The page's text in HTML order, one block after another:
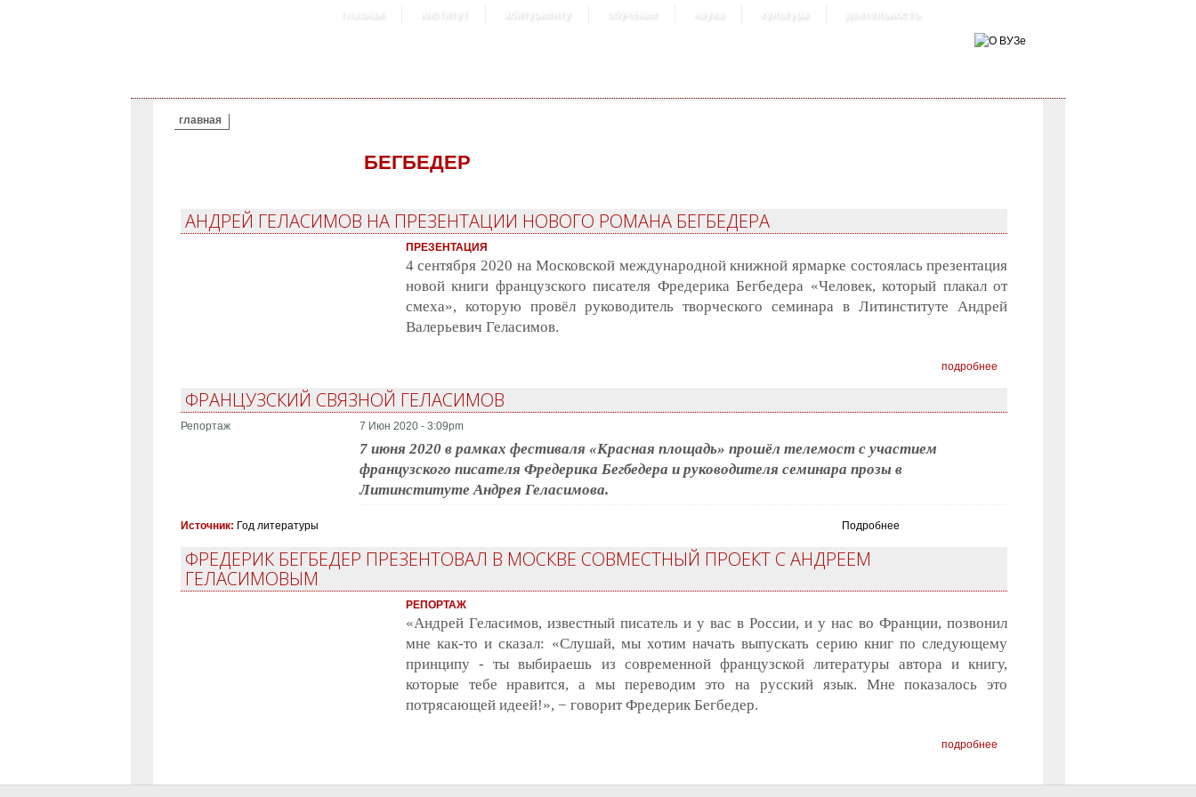
главная институт абитуриенту обучение наука культура деятельность
ВЫ ЗДЕСЬ
главная
БЕГБЕДЕР
АНДРЕЙ ГЕЛАСИМОВ НА ПРЕЗЕНТАЦИИ НОВОГО РОМАНА БЕГБЕДЕРА
ПРЕЗЕНТАЦИЯ
4 сентября 2020 на Московской международной книжной ярмарке состоялась презентация
новой книги французского писателя Фредерика Бегбедера «Человек, который плакал от
смеха», которую провёл руководитель творческого семинара в Литинституте Андрей
Валерьевич Геласимов.
подробнее
ФРАНЦУЗСКИЙ СВЯЗНОЙ ГЕЛАСИМОВ
Репортаж 7 Июн 2020 - 3:09pm
7 июня 2020 в рамках фестиваля «Красная площадь» прошёл телемост с участием
французского писателя Фредерика Бегбедера и руководителя семинара прозы в
Литинституте Андрея Геласимова.
Источник: Год литературы Подробнее
ФРЕДЕРИК БЕГБЕДЕР ПРЕЗЕНТОВАЛ В МОСКВЕ СОВМЕСТНЫЙ ПРОЕКТ С АНДРЕЕМ
ГЕЛАСИМОВЫМ
РЕПОРТАЖ
«Андрей Геласимов, известный писатель и у вас в России, и у нас во Франции, позвонил
мне как-то и сказал: «Слушай, мы хотим начать выпускать серию книг по следующему
принципу - ты выбираешь из современной французской литературы автора и книгу,
которые тебе нравится, а мы переводим это на русский язык. Мне показалось это
потрясающей идеей!», − говорит Фредерик Бегбедер.
подробнее